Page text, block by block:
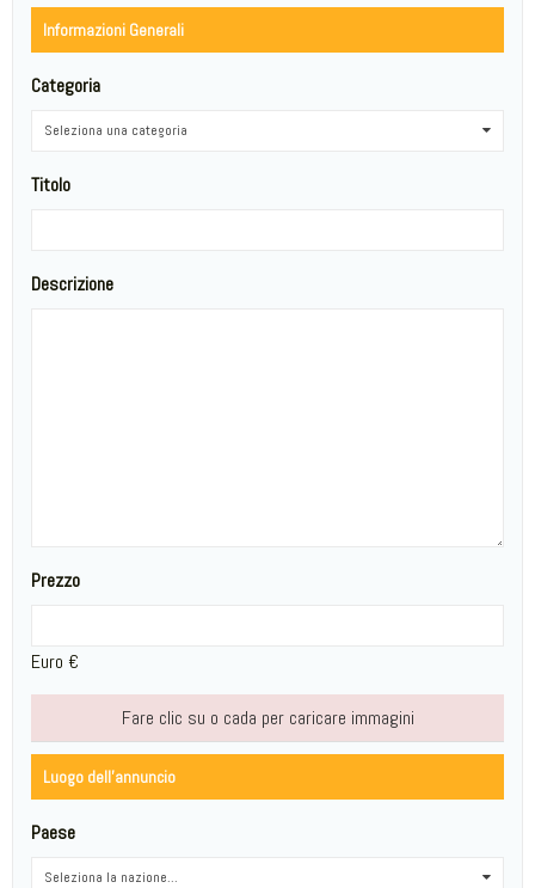
Informazioni Generali
Categoria
Seleziona una categoria
Titolo
Descrizione
Prezzo
Euro €
Fare clic su o cada per caricare immagini
Luogo dell'annuncio
Paese
Seleziona la nazione...